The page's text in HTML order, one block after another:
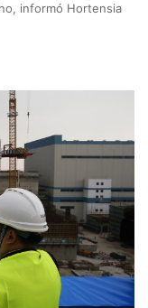
informó Hortensia